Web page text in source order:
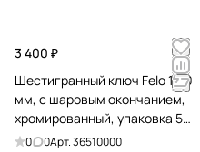
3 400 ₽
Шестигранный ключ Felo 10,0
мм, с шаровым окончанием,
хромированный, упаковка 5
шт. 36510000
0 0Арт.36510000